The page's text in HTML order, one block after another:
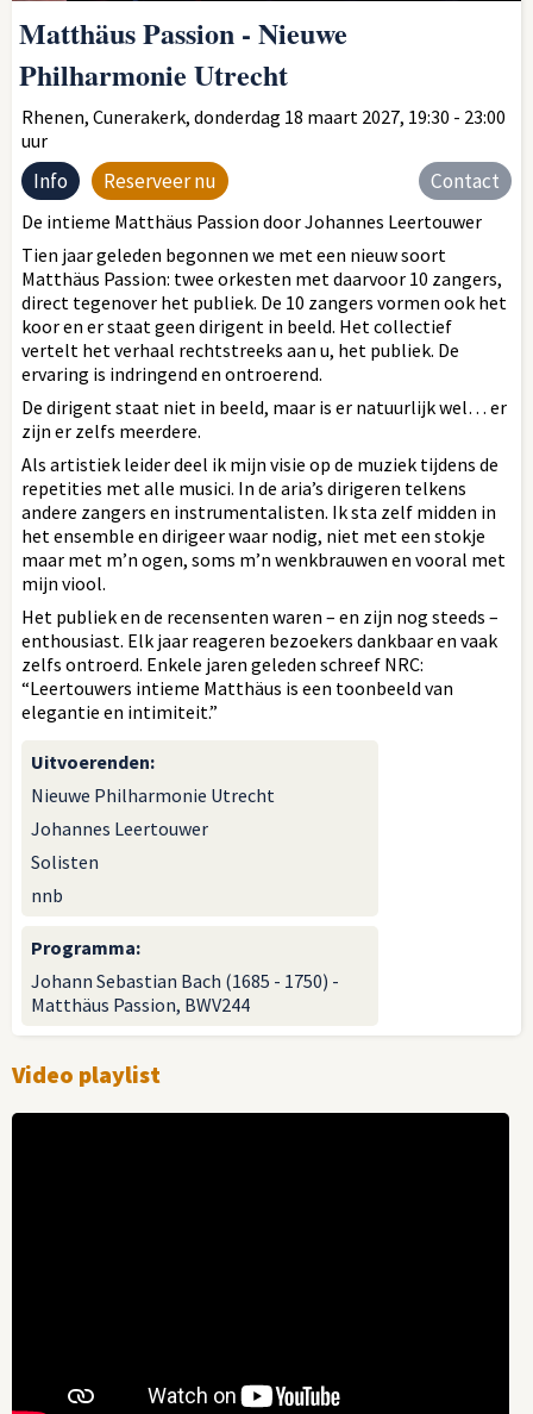
Matthäus Passion - Nieuwe
Philharmonie Utrecht
Rhenen, Cunerakerk, donderdag 18 maart 2027, 19:30 - 23:00
uur
Info Reserveer nu Contact
De intieme Matthäus Passion door Johannes Leertouwer
Tien jaar geleden begonnen we met een nieuw soort
Matthäus Passion: twee orkesten met daarvoor 10 zangers,
direct tegenover het publiek. De 10 zangers vormen ook het
koor en er staat geen dirigent in beeld. Het collectief
vertelt het verhaal rechtstreeks aan u, het publiek. De
ervaring is indringend en ontroerend.
De dirigent staat niet in beeld, maar is er natuurlijk wel… er
zijn er zelfs meerdere.
Als artistiek leider deel ik mijn visie op de muziek tijdens de
repetities met alle musici. In de aria’s dirigeren telkens
andere zangers en instrumentalisten. Ik sta zelf midden in
het ensemble en dirigeer waar nodig, niet met een stokje
maar met m’n ogen, soms m’n wenkbrauwen en vooral met
mijn viool.
Het publiek en de recensenten waren – en zijn nog steeds –
enthousiast. Elk jaar reageren bezoekers dankbaar en vaak
zelfs ontroerd. Enkele jaren geleden schreef NRC:
“Leertouwers intieme Matthäus is een toonbeeld van
elegantie en intimiteit.”
Uitvoerenden:
Nieuwe Philharmonie Utrecht
Johannes Leertouwer
Solisten
nnb
Programma:
Johann Sebastian Bach (1685 - 1750) -
Matthäus Passion, BWV244
Video playlist